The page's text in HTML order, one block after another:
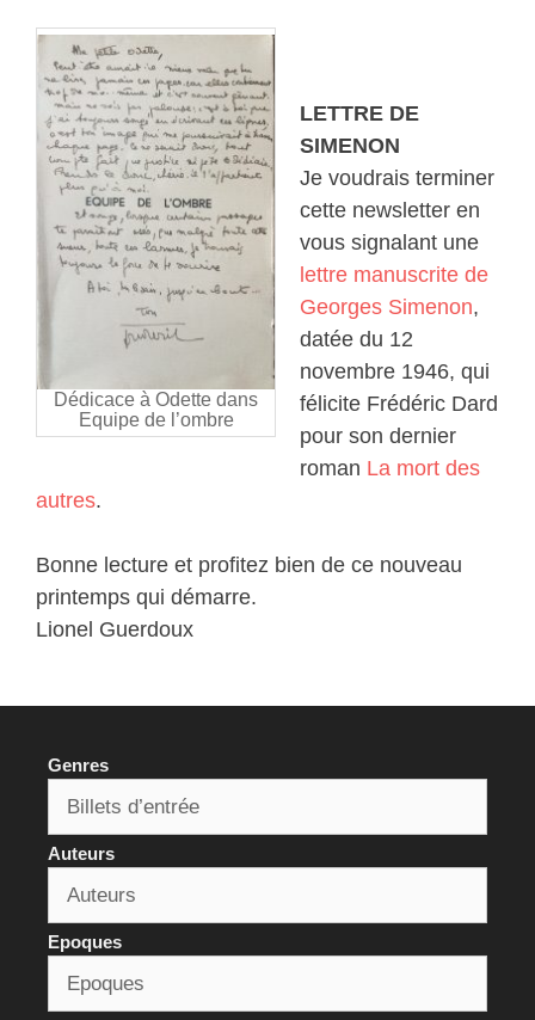
Dédicace à Odette dans
Equipe de l’ombre
LETTRE DE
SIMENON
Je voudrais terminer
cette newsletter en
vous signalant une
lettre manuscrite de
Georges Simenon,
datée du 12
novembre 1946, qui
félicite Frédéric Dard
pour son dernier
roman La mort des
autres.
Bonne lecture et profitez bien de ce nouveau
printemps qui démarre.
Lionel Guerdoux
Genres
Auteurs
Epoques